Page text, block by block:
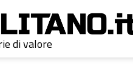
di valore